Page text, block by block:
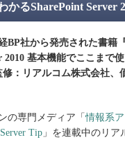
かるSharePoint Server
BP社から発売された書籍
2010 基本機能でここまで
：リアルコム株式会社、
の専門メディア「情報系
Tip 」を連載中のリア